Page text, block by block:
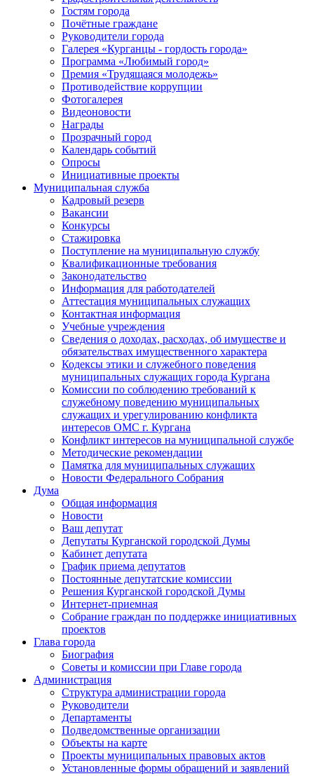
Гостям города
Почётные граждане
Руководители города
Галерея «Курганцы - гордость города»
Программа «Любимый город»
Премия «Трудящаяся молодежь»
Противодействие коррупции
Фотогалерея
Видеоновости
Награды
Прозрачный город
Календарь событий
Опросы
Инициативные проекты
Муниципальная служба
Кадровый резерв
Вакансии
Конкурсы
Стажировка
Поступление на муниципальную службу
Квалификационные требования
Законодательство
Информация для работодателей
Аттестация муниципальных служащих
Контактная информация
Учебные учреждения
Сведения о доходах, расходах, об имуществе и
обязательствах имущественного характера
Кодексы этики и служебного поведения
муниципальных служащих города Кургана
Комиссии по соблюдению требований к
служебному поведению муниципальных
служащих и урегулированию конфликта
интересов ОМС г. Кургана
Конфликт интересов на муниципальной службе
Методические рекомендации
Памятка для муниципальных служащих
Новости Федерального Cобрания
Дума
Общая информация
Новости
Ваш депутат
Депутаты Курганской городской Думы
Кабинет депутата
График приема депутатов
Постоянные депутатские комиссии
Решения Курганской городской Думы
Интернет-приемная
Собрание граждан по поддержке инициативных
проектов
Глава города
Биография
Советы и комиссии при Главе города
Администрация
Структура администрации города
Руководители
Департаменты
Подведомственные организации
Объекты на карте
Проекты муниципальных правовых актов
Установленные формы обращений и заявлений